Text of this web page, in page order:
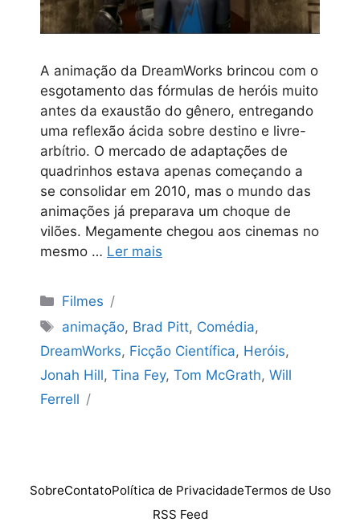
A animação da DreamWorks brincou com o
esgotamento das fórmulas de heróis muito
antes da exaustão do gênero, entregando
uma reflexão ácida sobre destino e livre-
arbítrio. O mercado de adaptações de
quadrinhos estava apenas começando a
se consolidar em 2010, mas o mundo das
animações já preparava um choque de
vilões. Megamente chegou aos cinemas no
mesmo … Ler mais
Categorias
Filmes
Tags
animação, Brad Pitt, Comédia,
DreamWorks, Ficção Científica, Heróis,
Jonah Hill, Tina Fey, Tom McGrath, Will
Ferrell
SobreContatoPolítica de PrivacidadeTermos de Uso
RSS Feed